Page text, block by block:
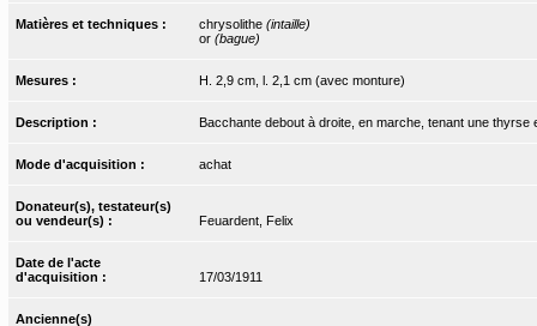
Matières et techniques : chrysolithe (intaille)
or (bague)
Mesures : H. 2,9 cm, l. 2,1 cm (avec monture)
Description : Bacchante debout à droite, en marche, tenant une
Mode d'acquisition : achat
Donateur(s), testateur(s)
ou vendeur(s) :
Feuardent, Felix
Date de l'acte
d'acquisition :
17/03/1911
Ancienne(s)